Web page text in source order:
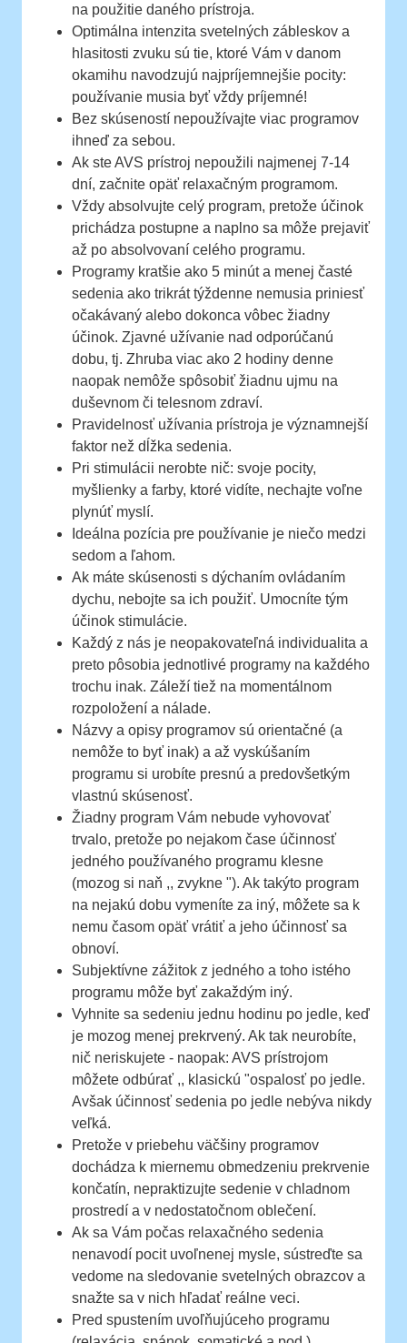
na použitie daného prístroja.
Optimálna intenzita svetelných zábleskov a
hlasitosti zvuku sú tie, ktoré Vám v danom
okamihu navodzujú najpríjemnejšie pocity:
používanie musia byť vždy príjemné!
Bez skúseností nepoužívajte viac programov
ihneď za sebou.
Ak ste AVS prístroj nepoužili najmenej 7-14
dní, začnite opäť relaxačným programom.
Vždy absolvujte celý program, pretože účinok
prichádza postupne a naplno sa môže prejaviť
až po absolvovaní celého programu.
Programy kratšie ako 5 minút a menej časté
sedenia ako trikrát týždenne nemusia priniesť
očakávaný alebo dokonca vôbec žiadny
účinok. Zjavné užívanie nad odporúčanú
dobu, tj. Zhruba viac ako 2 hodiny denne
naopak nemôže spôsobiť žiadnu ujmu na
duševnom či telesnom zdraví.
Pravidelnosť užívania prístroja je významnejší
faktor než dĺžka sedenia.
Pri stimulácii nerobte nič: svoje pocity,
myšlienky a farby, ktoré vidíte, nechajte voľne
plynúť myslí.
Ideálna pozícia pre používanie je niečo medzi
sedom a ľahom.
Ak máte skúsenosti s dýchaním ovládaním
dychu, nebojte sa ich použiť. Umocníte tým
účinok stimulácie.
Každý z nás je neopakovateľná individualita a
preto pôsobia jednotlivé programy na každého
trochu inak. Záleží tiež na momentálnom
rozpoložení a nálade.
Názvy a opisy programov sú orientačné (a
nemôže to byť inak) a až vyskúšaním
programu si urobíte presnú a predovšetkým
vlastnú skúsenosť.
Žiadny program Vám nebude vyhovovať
trvalo, pretože po nejakom čase účinnosť
jedného používaného programu klesne
(mozog si naň ,, zvykne "). Ak takýto program
na nejakú dobu vymeníte za iný, môžete sa k
nemu časom opäť vrátiť a jeho účinnosť sa
obnoví.
Subjektívne zážitok z jedného a toho istého
programu môže byť zakaždým iný.
Vyhnite sa sedeniu jednu hodinu po jedle, keď
je mozog menej prekrvený. Ak tak neurobíte,
nič neriskujete - naopak: AVS prístrojom
môžete odbúrať ,, klasickú "ospalosť po jedle.
Avšak účinnosť sedenia po jedle nebýva nikdy
veľká.
Pretože v priebehu väčšiny programov
dochádza k miernemu obmedzeniu prekrvenie
končatín, nepraktizujte sedenie v chladnom
prostredí a v nedostatočnom oblečení.
Ak sa Vám počas relaxačného sedenia
nenavodí pocit uvoľnenej mysle, sústreďte sa
vedome na sledovanie svetelných obrazcov a
snažte sa v nich hľadať reálne veci.
Pred spustením uvoľňujúceho programu